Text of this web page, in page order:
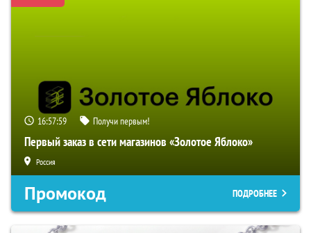
16:57:58 Получи первым!
Первый заказ в сети магазинов «Золотое Яблоко»
Россия
Промокод ПОДРОБНЕЕ